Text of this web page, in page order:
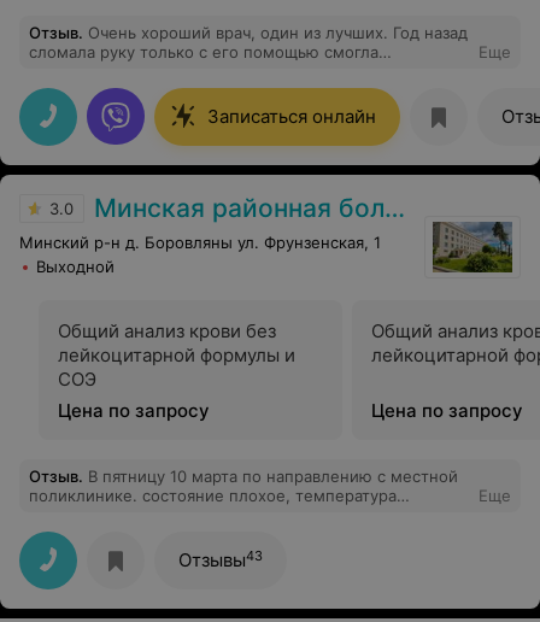
Отзыв. Очень хороший врач, один из лучших. Год назад
сломала руку только с его помощью смогла
Еще
Записаться онлайн
3.0 Минская районная больница
Минский р-н д. Боровляны ул. Фрунзенская, 1
Выходной
Общий анализ крови без
лейкоцитарной формулы и
СОЭ
Цена по запросу
Общий анализ
лейкоцитарной
Цена по запросу
Отзыв. В пятницу 10 марта по направлению с местной
поликлинике. состояние плохое, температура
09.03.2023 сдавали анализ крови в 37 поликлинике
Минска СОЭ 49, болит в груди дышать тяжело. Диагноз
не установлен. В больницу не положили, сказали
здорова. В приемном отделении взяли анализ крови
без СОЭ - это как? отношение к больным плохое!!! Что
Еще
Отзывы43